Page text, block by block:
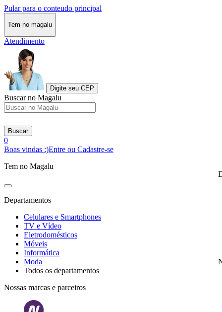
Pular para o conteudo principal
Tem no magalu
Atendimento
Digite seu CEP
Buscar no Magalu
Buscar
0
Boas vindas :)Entre ou Cadastre-se
Tem no Magalu
Departamentos
Celulares e Smartphones
TV e Vídeo
Eletrodomésticos
Móveis
Informática
Moda
Todos os departamentos
Nossas marcas e parceiros